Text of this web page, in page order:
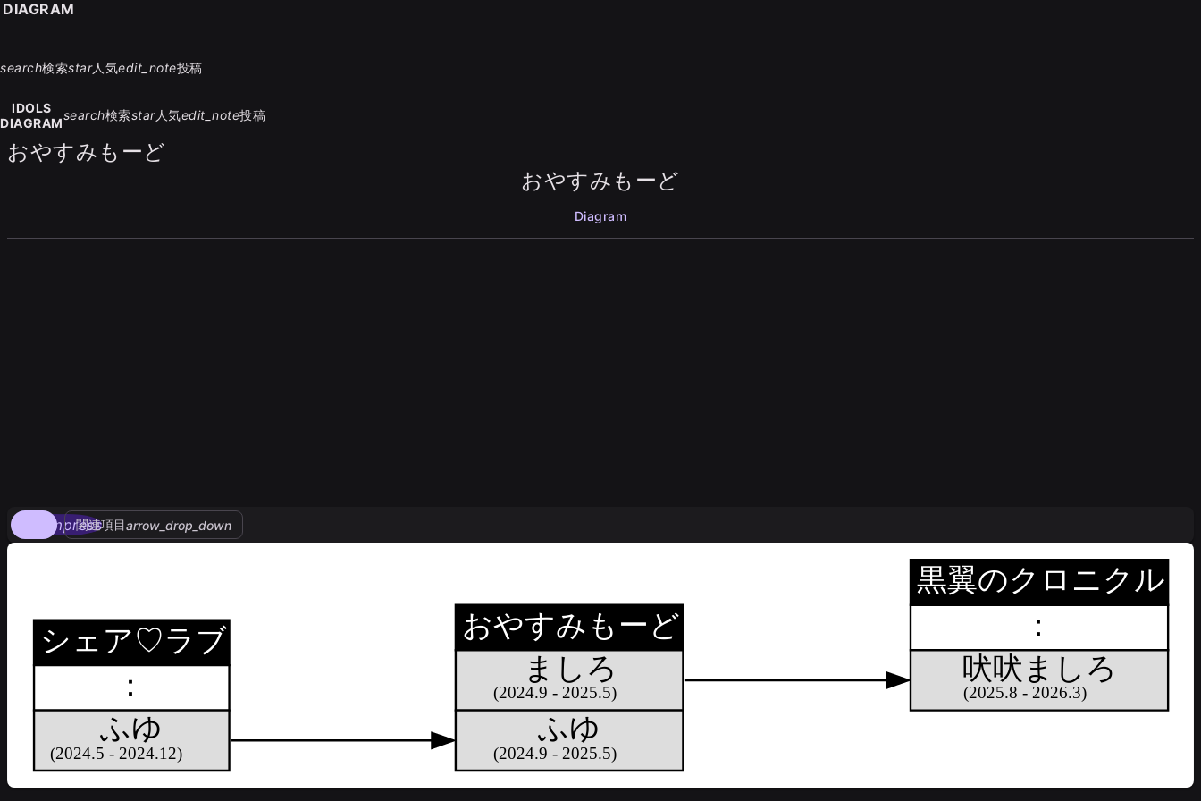
search検索star人気edit_note投稿
IDOLS
DIAGRAM
search検索star人気edit_note投稿
おやすみもーど
おやすみもーど
Diagram
compress
関連項目arrow_drop_down